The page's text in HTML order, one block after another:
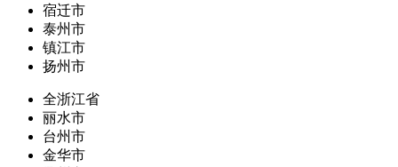
宿迁市
泰州市
镇江市
扬州市
全浙江省
丽水市
台州市
金华市